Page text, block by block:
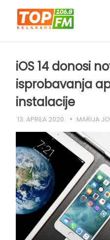
content
iOS 14 donosi
isprobavanja
instalacije
13. APRILA 2020. MARIJA